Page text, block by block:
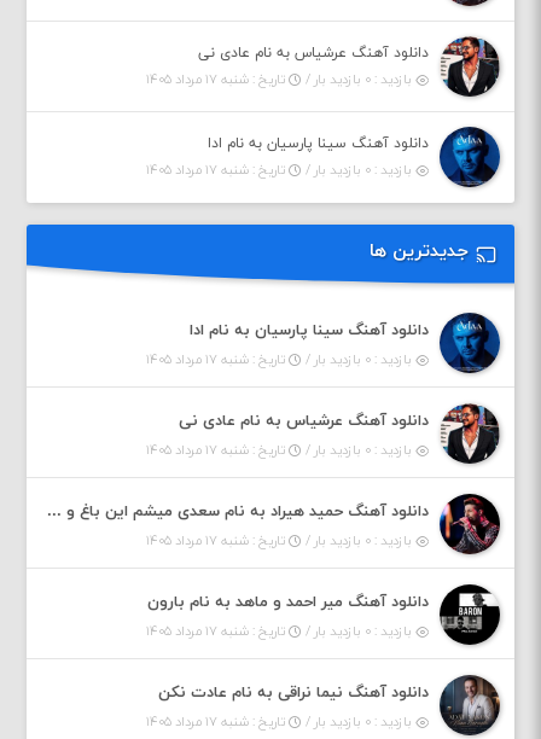
دانلود آهنگ عرشیاس به نام عادی نی
بازدید : ۰ بازدید بار /
تاریخ : شنبه ۱۷ مرداد ۱۴۰۵
دانلود آهنگ سینا پارسیان به نام ادا
بازدید : ۰ بازدید بار /
تاریخ : شنبه ۱۷ مرداد ۱۴۰۵
جدیدترین ها
دانلود آهنگ سینا پارسیان به نام ادا
بازدید : ۰ بازدید بار / تاریخ : شنبه ۱۷ مرداد ۱۴۰۵
دانلود آهنگ عرشیاس به نام عادی نی
بازدید : ۰ بازدید بار / تاریخ : شنبه ۱۷ مرداد ۱۴۰۵
دانلود آهنگ حمید هیراد به نام سعدی میشم این باغ و گلستون کنی واسم خیام زمانه ام به تو پرت حواسم
بازدید : ۰ بازدید بار / تاریخ : شنبه ۱۷ مرداد ۱۴۰۵
دانلود آهنگ میر احمد و ماهد به نام بارون
بازدید : ۰ بازدید بار / تاریخ : شنبه ۱۷ مرداد ۱۴۰۵
دانلود آهنگ نیما نراقی به نام عادت نکن
بازدید : ۰ بازدید بار / تاریخ : شنبه ۱۷ مرداد ۱۴۰۵